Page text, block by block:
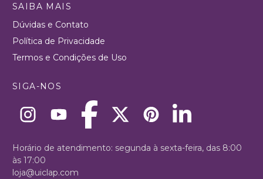
SAIBA MAIS
Dúvidas e Contato
Política de Privacidade
Termos e Condições de Uso
SIGA-NOS
Horário de atendimento: segunda à sexta-feira, das 8:00
às 17:00
loja@uiclap.com